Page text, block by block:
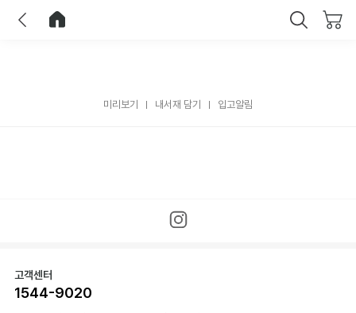
미리보기 내서재 담기 입고알림
고객센터
1544-9020